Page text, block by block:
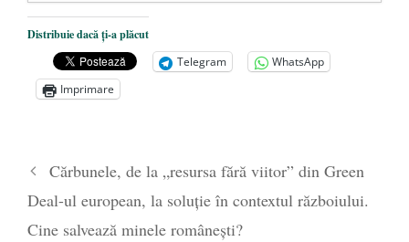
Nicolae Steinhardt, comemorat la 102 ani
de la naștere
- 29 iulie 2024
„Carnea cultivată” în laborator, tot mai
Părintele mărturisitor Constantin
Mănăstirea Cernica
Distribuie dacă ți-a plăcut
Telegram
WhatsApp
Imprimare
Cărbunele, de la „resursa fără viitor” din Green
Deal-ul european, la soluție în contextul războiului.
Cine salvează minele românești?